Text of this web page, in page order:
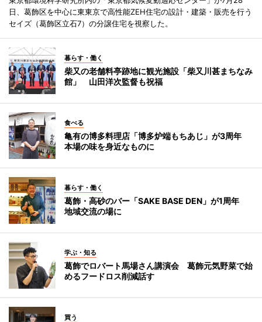
日、葛飾区を中心に東東京で高性能ZEH住宅の設計・建築・販売を行う
セイズ（葛飾区立石7）の分譲住宅を視察した。
暮らす・働く
柴又の老舗料亭跡地に観光施設「柴又川甚まちなみ
館」 山田洋次監督も祝福
食べる
亀有の博多料理店「博多炉端もちあじ」が3周年
本場の味を身近なものに
暮らす・働く
葛飾・高砂のバー「SAKE BASE DEN」が1周年
地域交流の場に
学ぶ・知る
葛飾でロバート馬場さん講演会 葛飾元気野菜で始
めるフードロス削減話す
買う